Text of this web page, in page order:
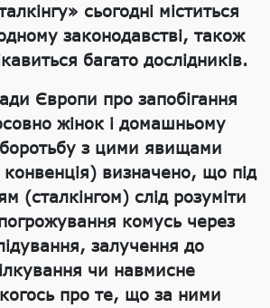
сьогодні міститься
законодавстві, також
багато дослідників.
Європи про запобігання
жінок і домашньому
з цими явищами
визначено, що під
(сталкінгом) слід розуміти
комусь через
залучення до
чи навмисне
про те, що за ними